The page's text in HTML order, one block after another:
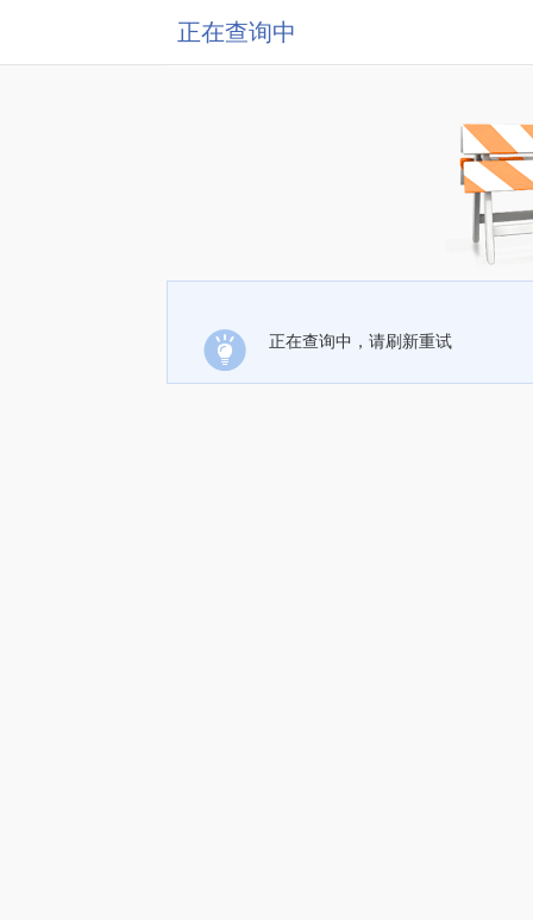
正在查询中
正在查询中，请刷新重试